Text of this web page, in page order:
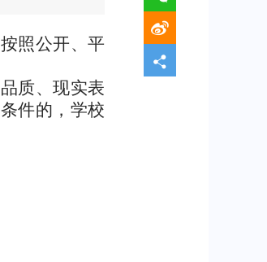
照公开、平
质、现实表
件的，学校